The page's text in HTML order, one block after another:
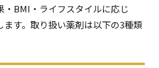
・BMI・ライフスタイルに応じ
す。取り扱い薬剤は以下の3種類